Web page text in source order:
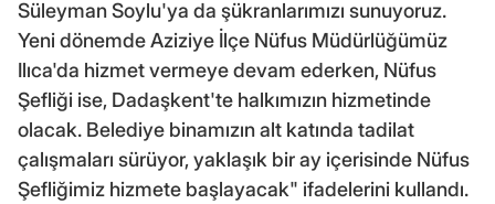
Süleyman Soylu'ya da şükranlarımızı sunuyoruz.
Yeni dönemde Aziziye İlçe Nüfus Müdürlüğümüz
Ilıca'da hizmet vermeye devam ederken, Nüfus
Şefliği ise, Dadaşkent'te halkımızın hizmetinde
olacak. Belediye binamızın alt katında tadilat
çalışmaları sürüyor, yaklaşık bir ay içerisinde Nüfus
Şefliğimiz hizmete başlayacak" ifadelerini kullandı.